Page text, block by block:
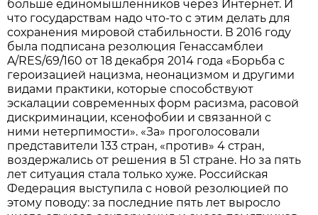
больше единомышленников через Интернет. И
что государствам надо что-то с этим делать для
сохранения мировой стабильности. В 2016 году
была подписана резолюция Генассамблеи
A/RES/69/160 от 18 декабря 2014 года «Борьба с
героизацией нацизма, неонацизмом и другими
видами практики, которые способствуют
эскалации современных форм расизма, расовой
дискриминации, ксенофобии и связанной с
ними нетерпимости». «За» проголосовали
представители 133 стран, «против» 4 стран,
воздержались от решения в 51 стране. Но за пять
лет ситуация стала только хуже. Российская
Федерация выступила с новой резолюцией по
этому поводу: за последние пять лет выросло